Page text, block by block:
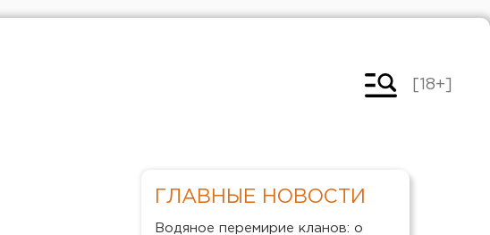
[18+]
ГЛАВНЫЕ НОВОСТИ
Водяное перемирие кланов: о